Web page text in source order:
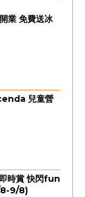
業 免費送冰
兒童營
時賞 快閃fun
8-9/8)